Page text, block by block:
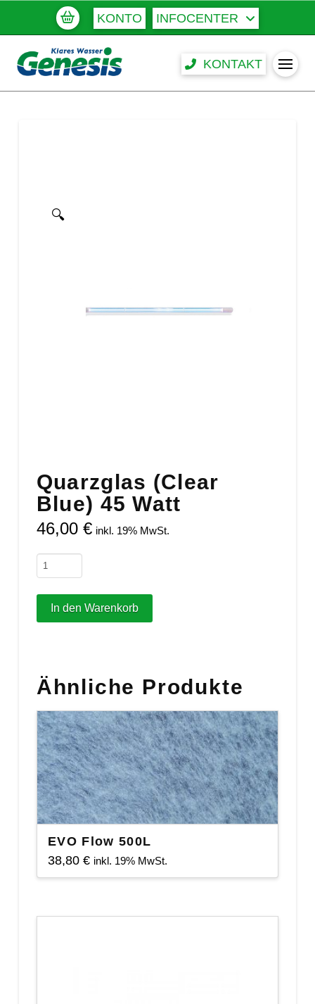
KONTO INFOCENTER
KONTAKT
🔍
Quarzglas (Clear
Blue) 45 Watt
46,00 € inkl. 19% MwSt.
Quarzglas
Blue)
45
In den Warenkorb
Ähnliche Produkte
EVO Flow 500L
38,80 € inkl. 19% MwSt.